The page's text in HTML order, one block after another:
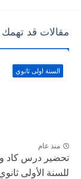
مقالات قد تهمك
السنة اولى ثانوي
منذ عام
تحضير درس كاد
للسنة الأولى